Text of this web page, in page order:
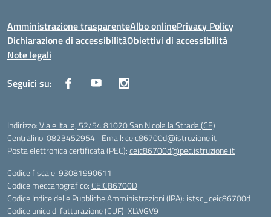
Amministrazione trasparenteAlbo onlinePrivacy Policy
Dichiarazione di accessibilitàObiettivi di accessibilità
Note legali
Seguici su:
Indirizzo:Viale Italia, 52/54 81020 San Nicola la Strada (CE)
Centralino:0823452954 Email:ceic86700d@istruzione.it
Posta elettronica certificata (PEC):ceic86700d@pec.istruzione.it
Codice fiscale: 93081990611
Codice meccanografico: CEIC86700D
Codice Indice delle Pubbliche Amministrazioni (IPA): istsc_ceic86700d
Codice unico di fatturazione (CUF): XLWGV9